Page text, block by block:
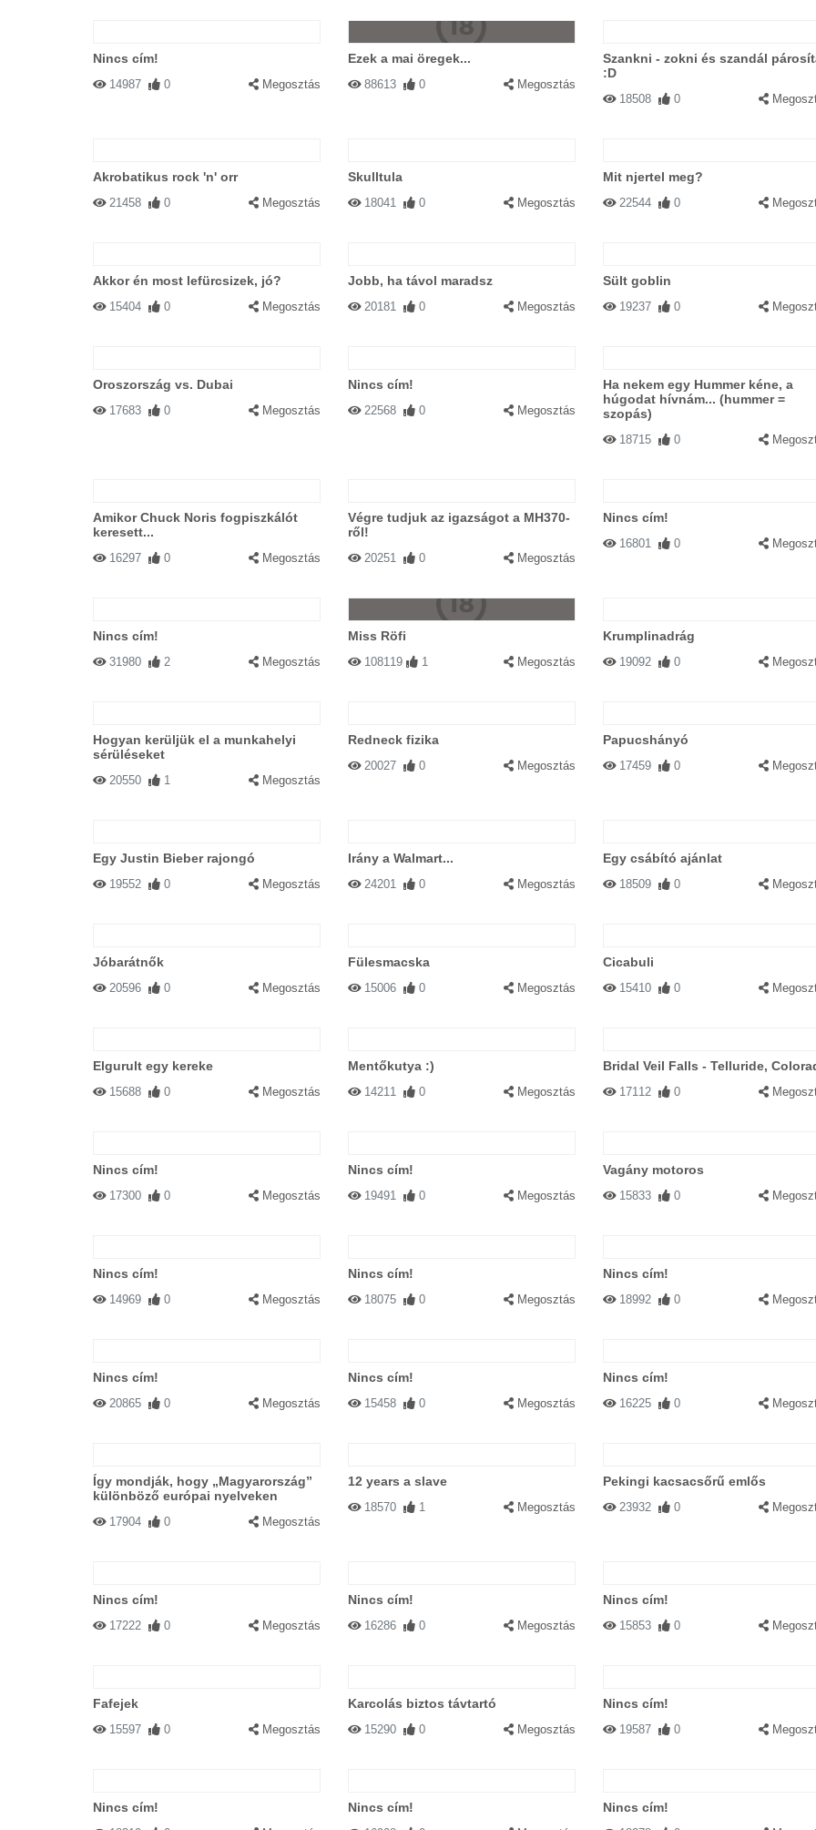
Nincs cím!
14987 0 Megosztás
Ezek a mai öregek...
88613 0 Megosztás
Szankni - zokni és szandál
:D
18508 0
Akrobatikus rock 'n' orr
21458 0 Megosztás
Skulltula
18041 0 Megosztás
Mit njertel meg?
22544 0
Akkor én most lefürcsizek, jó?
15404 0 Megosztás
Jobb, ha távol maradsz
20181 0 Megosztás
Sült goblin
19237 0
Oroszország vs. Dubai
17683 0 Megosztás
Nincs cím!
22568 0 Megosztás
Ha nekem egy Hummer kéne, a
húgodat hívnám... (hummer =
szopás)
18715 0
Amikor Chuck Noris fogpiszkálót
keresett...
16297 0 Megosztás
Végre tudjuk az igazságot a MH370-
ről!
20251 0 Megosztás
Nincs cím!
16801 0
Nincs cím!
31980 2 Megosztás
Miss Röfi
108119 1 Megosztás
Krumplinadrág
19092 0
Hogyan kerüljük el a munkahelyi
sérüléseket
20550 1 Megosztás
Redneck fizika
20027 0 Megosztás
Papucshányó
17459 0
Egy Justin Bieber rajongó
19552 0 Megosztás
Irány a Walmart...
24201 0 Megosztás
Egy csábító ajánlat
18509 0
Jóbarátnők
20596 0 Megosztás
Fülesmacska
15006 0 Megosztás
Cicabuli
15410 0
Elgurult egy kereke
15688 0 Megosztás
Mentőkutya :)
14211 0 Megosztás
Bridal Veil Falls - Telluride,
17112 0
Nincs cím!
17300 0 Megosztás
Nincs cím!
19491 0 Megosztás
Vagány motoros
15833 0
Nincs cím!
14969 0 Megosztás
Nincs cím!
18075 0 Megosztás
Nincs cím!
18992 0
Nincs cím!
20865 0 Megosztás
Nincs cím!
15458 0 Megosztás
Nincs cím!
16225 0
Így mondják, hogy „Magyarország”
különböző európai nyelveken
17904 0 Megosztás
12 years a slave
18570 1 Megosztás
Pekingi kacsacsőrű emlős
23932 0
Nincs cím!
17222 0 Megosztás
Nincs cím!
16286 0 Megosztás
Nincs cím!
15853 0
Fafejek
15597 0 Megosztás
Karcolás biztos távtartó
15290 0 Megosztás
Nincs cím!
19587 0
Nincs cím! Nincs cím! Nincs cím!